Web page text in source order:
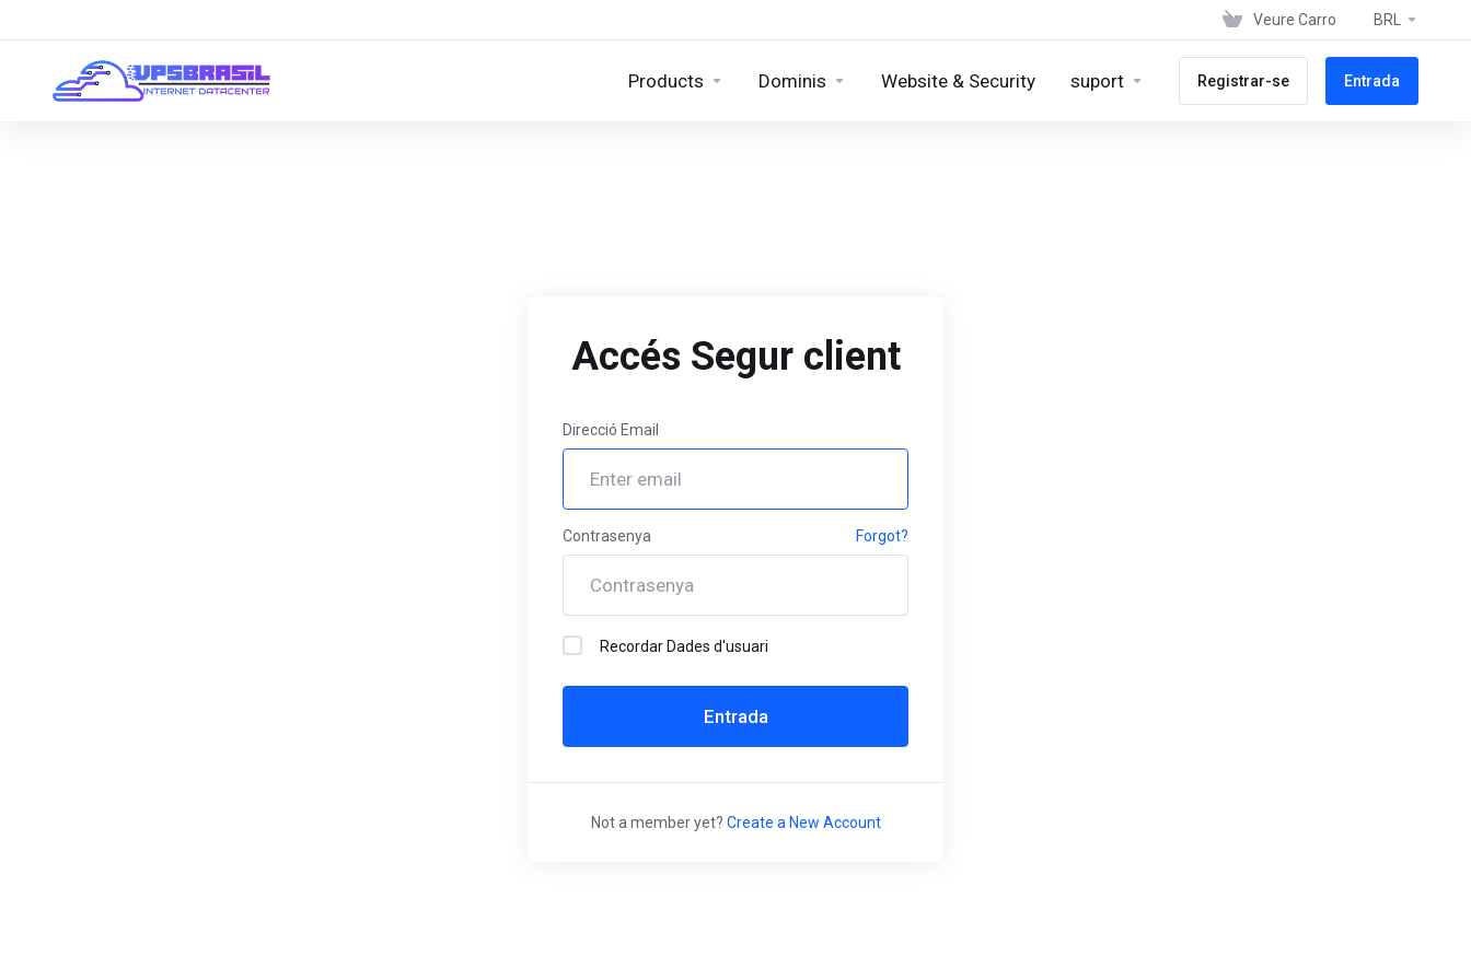
Veure Carro BRL
Products Dominis Website & Security suport Registrar-se Entrada
Accés Segur client
Direcció Email
Contrasenya Forgot?
Recordar Dades d'usuari
Entrada
Not a member yet? Create a New Account